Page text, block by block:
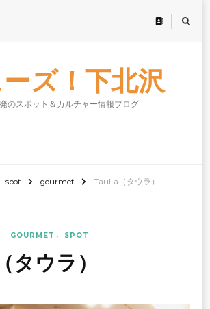
ズ！下北沢
のスポット＆カルチャー情報ブログ
spot gourmet TauLa（タウラ）
GOURMET SPOT
タウラ）